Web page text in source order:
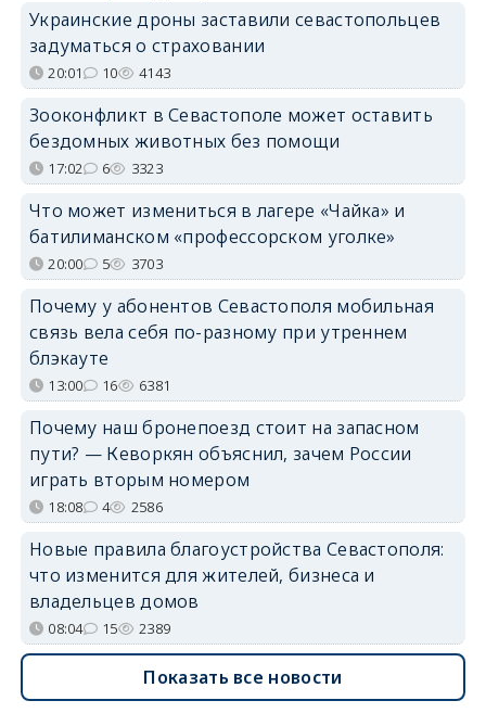
Украинские дроны заставили севастопольцев
задуматься о страховании
20:01 10 4143
Зооконфликт в Севастополе может оставить
бездомных животных без помощи
17:02 6 3323
Что может измениться в лагере «Чайка» и
батилиманском «профессорском уголке»
20:00 5 3703
Почему у абонентов Севастополя мобильная
связь вела себя по-разному при утреннем
блэкауте
13:00 16 6381
Почему наш бронепоезд стоит на запасном
пути? — Кеворкян объяснил, зачем России
играть вторым номером
18:08 4 2586
Новые правила благоустройства Севастополя:
что изменится для жителей, бизнеса и
владельцев домов
08:04 15 2389
Показать все новости